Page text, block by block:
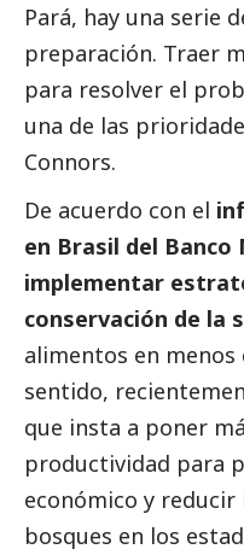
Pará, hay una serie
preparación. Traer
para resolver el
una de las
Connors.
De acuerdo con el
en Brasil del Banco
implementar
conservación de la
alimentos en
sentido,
que insta a poner
productividad para
económico y
bosques en los